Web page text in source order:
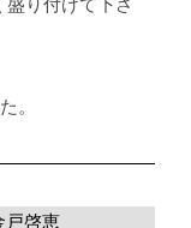
。
戸啓恵